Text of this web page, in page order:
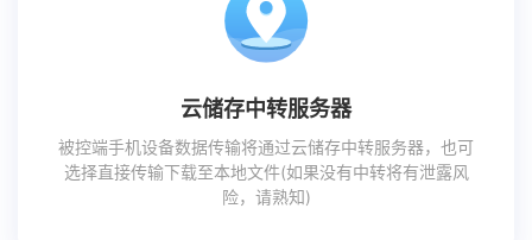
云储存中转服务器
被控端手机设备数据传输将通过云储存中转服务器，也可
选择直接传输下载至本地文件(如果没有中转将有泄露风
险，请熟知)